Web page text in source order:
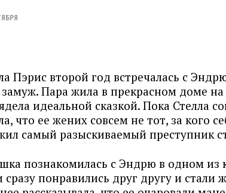
Пэрис второй год встречалась с
Пара жила в прекрасном доме
идеальной сказкой. Пока Стелла
что ее жених совсем не тот, за кого
самый разыскиваемый преступник
познакомилась с Эндрю в одном из
понравились друг другу и стали